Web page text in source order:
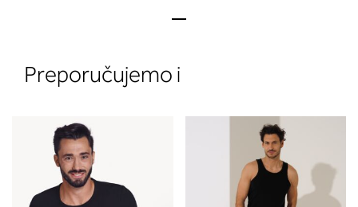
Preporučujemo i
2. Prsni obseg